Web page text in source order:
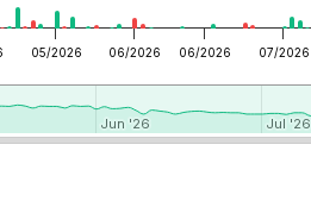
05/2026 06/2026 06/2026 07/2026
Jun '26
Jun '26 Jul '26
Jul '26